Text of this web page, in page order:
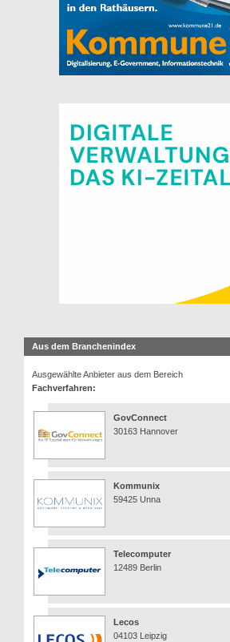
Aus dem Branchenindex
Ausgewählte Anbieter aus dem Bereich
Fachverfahren:
GovConnect
30163 Hannover
Kommunix
59425 Unna
Telecomputer
12489 Berlin
Lecos
04103 Leipzig